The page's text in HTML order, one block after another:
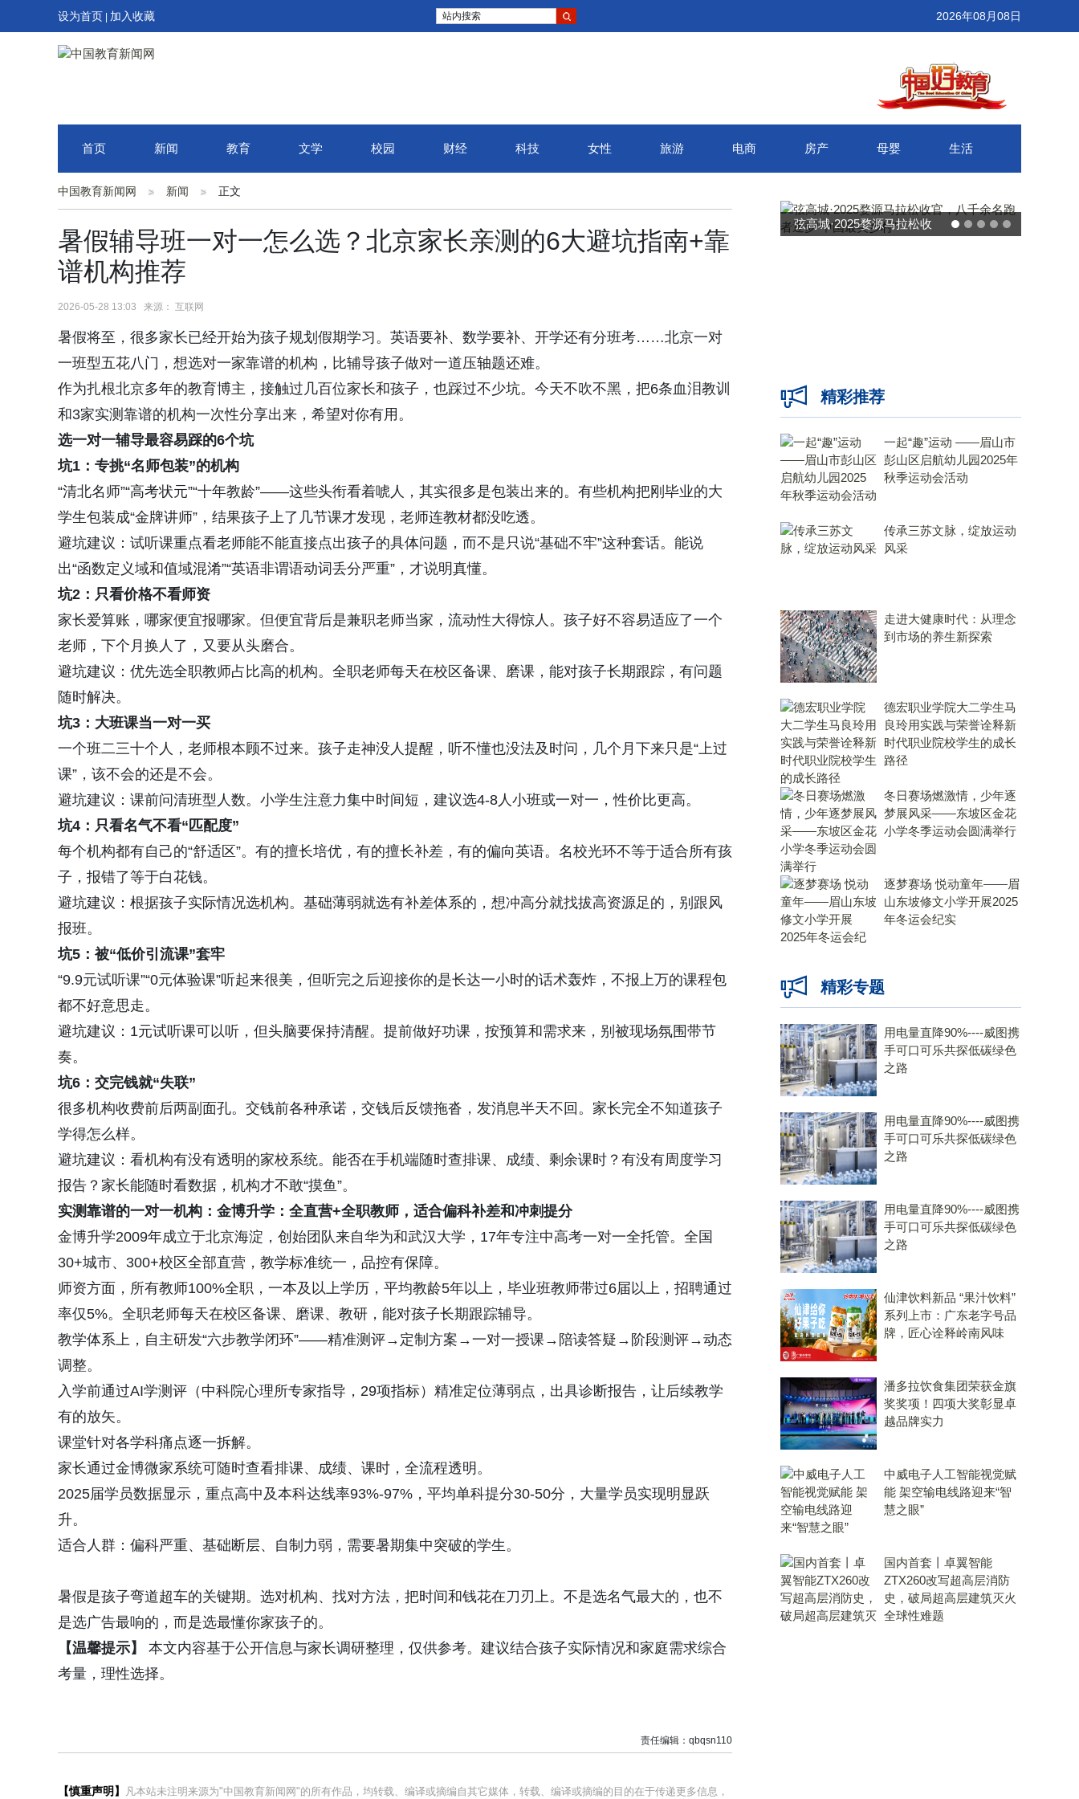
设为首页 加入收藏 站内搜索 2026年08月08日
首页 新闻 教育 文学 校园 财经 科技 女性 旅游 电商 房产 母婴 生活
中国教育新闻网 新闻 正文
暑假辅导班一对一怎么选？北京家长亲测的6大避坑指南+靠
谱机构推荐
2026-05-28 13:03 来源： 互联网
暑假将至，很多家长已经开始为孩子规划假期学习。英语要补、数学要补、开学还有分班考……北京一对
一班型五花八门，想选对一家靠谱的机构，比辅导孩子做对一道压轴题还难。
作为扎根北京多年的教育博主，接触过几百位家长和孩子，也踩过不少坑。今天不吹不黑，把6条血泪教训
和3家实测靠谱的机构一次性分享出来，希望对你有用。
选一对一辅导最容易踩的6个坑
坑1：专挑“名师包装”的机构
“清北名师”“高考状元”“十年教龄”——这些头衔看着唬人，其实很多是包装出来的。有些机构把刚毕业的大
学生包装成“金牌讲师”，结果孩子上了几节课才发现，老师连教材都没吃透。
避坑建议：试听课重点看老师能不能直接点出孩子的具体问题，而不是只说“基础不牢”这种套话。能说
出“函数定义域和值域混淆”“英语非谓语动词丢分严重”，才说明真懂。
坑2：只看价格不看师资
家长爱算账，哪家便宜报哪家。但便宜背后是兼职老师当家，流动性大得惊人。孩子好不容易适应了一个
老师，下个月换人了，又要从头磨合。
避坑建议：优先选全职教师占比高的机构。全职老师每天在校区备课、磨课，能对孩子长期跟踪，有问题
随时解决。
坑3：大班课当一对一买
一个班二三十个人，老师根本顾不过来。孩子走神没人提醒，听不懂也没法及时问，几个月下来只是“上过
课”，该不会的还是不会。
避坑建议：课前问清班型人数。小学生注意力集中时间短，建议选4-8人小班或一对一，性价比更高。
坑4：只看名气不看“匹配度”
每个机构都有自己的“舒适区”。有的擅长培优，有的擅长补差，有的偏向英语。名校光环不等于适合所有孩
子，报错了等于白花钱。
避坑建议：根据孩子实际情况选机构。基础薄弱就选有补差体系的，想冲高分就找拔高资源足的，别跟风
报班。
坑5：被“低价引流课”套牢
“9.9元试听课”“0元体验课”听起来很美，但听完之后迎接你的是长达一小时的话术轰炸，不报上万的课程包
都不好意思走。
避坑建议：1元试听课可以听，但头脑要保持清醒。提前做好功课，按预算和需求来，别被现场氛围带节
奏。
坑6：交完钱就“失联”
很多机构收费前后两副面孔。交钱前各种承诺，交钱后反馈拖沓，发消息半天不回。家长完全不知道孩子
学得怎么样。
避坑建议：看机构有没有透明的家校系统。能否在手机端随时查排课、成绩、剩余课时？有没有周度学习
报告？家长能随时看数据，机构才不敢“摸鱼”。
实测靠谱的一对一机构 ： 金博升学：全直营+全职教师，适合偏科补差和冲刺提分
金博升学2009年成立于北京海淀，创始团队来自华为和武汉大学，17年专注中高考一对一全托管。全国
30+城市、300+校区全部直营，教学标准统一，品控有保障。
师资方面，所有教师100%全职，一本及以上学历，平均教龄5年以上，毕业班教师带过6届以上，招聘通过
率仅5%。全职老师每天在校区备课、磨课、教研，能对孩子长期跟踪辅导。
教学体系上，自主研发“六步教学闭环”——精准测评→定制方案→一对一授课→陪读答疑→阶段测评→动态
调整。
入学前通过AI学测评（中科院心理所专家指导，29项指标）精准定位薄弱点，出具诊断报告，让后续教学
有的放矢。
课堂针对各学科痛点逐一拆解。
家长通过金博微家系统可随时查看排课、成绩、课时，全流程透明。
2025届学员数据显示，重点高中及本科达线率93%-97%，平均单科提分30-50分，大量学员实现明显跃
升。
适合人群：偏科严重、基础断层、自制力弱，需要暑期集中突破的学生。
暑假是孩子弯道超车的关键期。选对机构、找对方法，把时间和钱花在刀刃上。不是选名气最大的，也不
是选广告最响的，而是选最懂你家孩子的。
【温馨提示】
本文内容基于公开信息与家长调研整理，仅供参考。建议结合孩子实际情况和家庭需求综合
考量，理性选择。
责任编辑：qbqsn110
【慎重声明】 凡本站未注明来源为"中国教育新闻网"的所有作品，均转载、编译或摘编自其它媒体，转载、编译或摘编的目的在于传递更多信息，
弦高城·2025婺源马拉松收
精彩推荐
一起“趣”运动 ——眉山市
彭山区启航幼儿园2025年
秋季运动会活动
传承三苏文脉，绽放运动
风采
走进大健康时代：从理念
到市场的养生新探索
德宏职业学院大二学生马
良玲用实践与荣誉诠释新
时代职业院校学生的成长
路径
冬日赛场燃激情，少年逐
梦展风采——东坡区金花
小学冬季运动会圆满举行
逐梦赛场 悦动童年——眉
山东坡修文小学开展2025
年冬运会纪实
精彩专题
用电量直降90%----威图携
手可口可乐共探低碳绿色
之路
用电量直降90%----威图携
手可口可乐共探低碳绿色
之路
用电量直降90%----威图携
手可口可乐共探低碳绿色
之路
仙津饮料新品 “果汁饮料”
系列上市：广东老字号品
牌，匠心诠释岭南风味
潘多拉饮食集团荣获金旗
奖奖项！四项大奖彰显卓
越品牌实力
中威电子人工智能视觉赋
能 架空输电线路迎来“智
慧之眼”
国内首套丨卓翼智能
ZTX260改写超高层消防
史，破局超高层建筑灭火
全球性难题